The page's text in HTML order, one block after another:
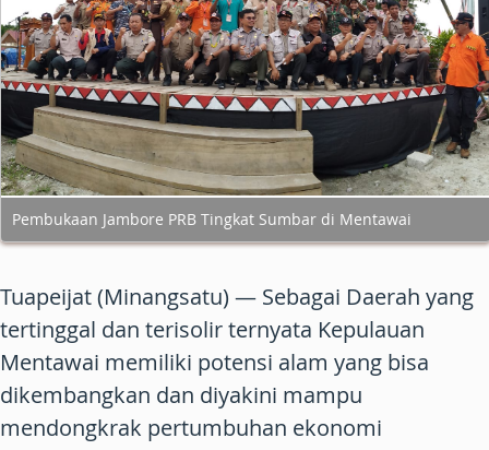
Pembukaan Jambore PRB Tingkat Sumbar di Mentawai
Tuapeijat (Minangsatu) — Sebagai Daerah yang
tertinggal dan terisolir ternyata Kepulauan
Mentawai memiliki potensi alam yang bisa
dikembangkan dan diyakini mampu
mendongkrak pertumbuhan ekonomi